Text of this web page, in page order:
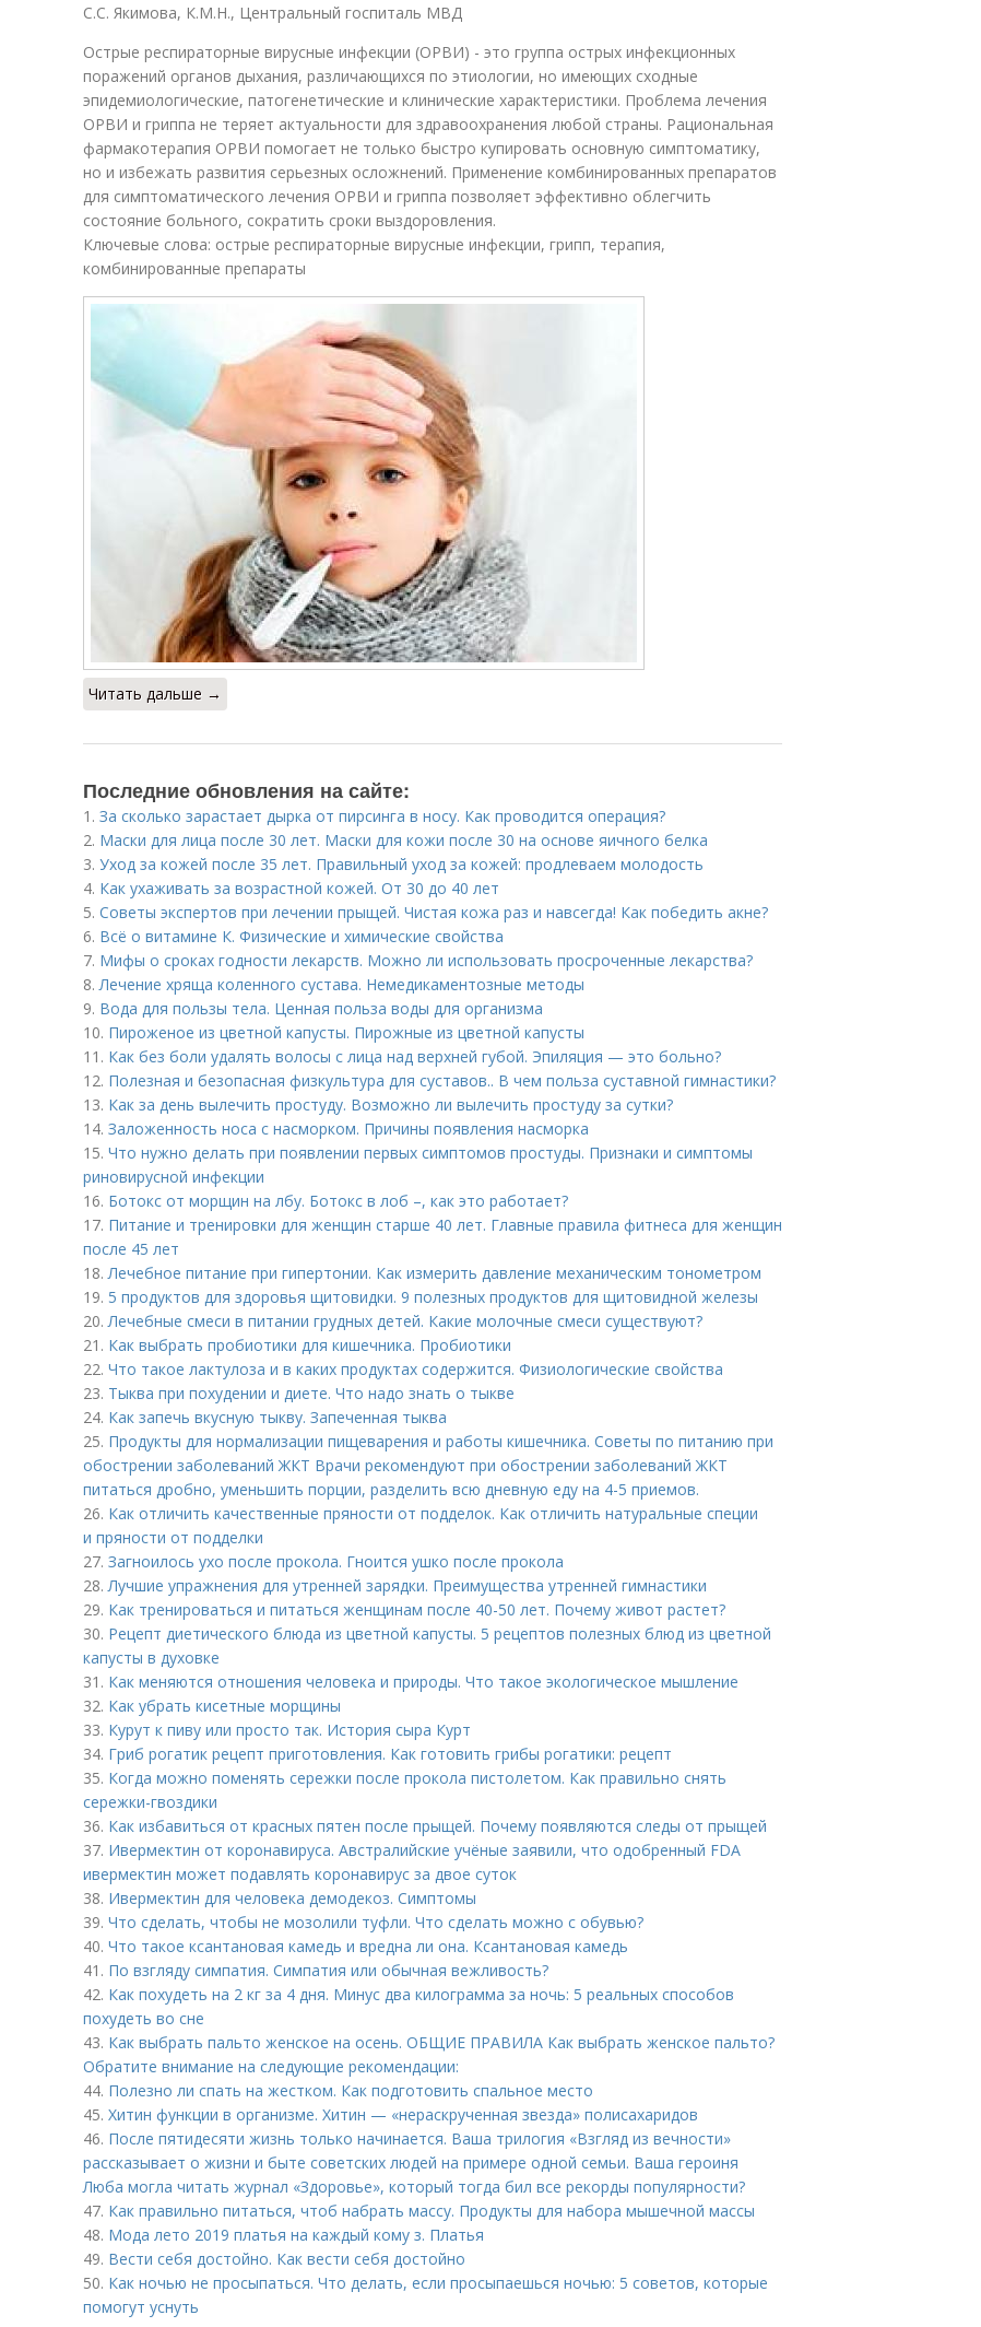
С.С. Якимова, К.М.Н., Центральный госпиталь МВД
Острые респираторные вирусные инфекции (ОРВИ) - это группа острых инфекционных
поражений органов дыхания, различающихся по этиологии, но имеющих сходные
эпидемиологические, патогенетические и клинические характеристики. Проблема лечения
ОРВИ и гриппа не теряет актуальности для здравоохранения любой страны. Рациональная
фармакотерапия ОРВИ помогает не только быстро купировать основную симптоматику,
но и избежать развития серьезных осложнений. Применение комбинированных препаратов
для симптоматического лечения ОРВИ и гриппа позволяет эффективно облегчить
состояние больного, сократить сроки выздоровления.
Ключевые слова: острые респираторные вирусные инфекции, грипп, терапия,
комбинированные препараты
Читать дальше →
Последние обновления на сайте:
1. За сколько зарастает дырка от пирсинга в носу. Как проводится операция?
2. Маски для лица после 30 лет. Маски для кожи после 30 на основе яичного белка
3. Уход за кожей после 35 лет. Правильный уход за кожей: продлеваем молодость
4. Как ухаживать за возрастной кожей. От 30 до 40 лет
5. Советы экспертов при лечении прыщей. Чистая кожа раз и навсегда! Как победить акне?
6. Всё о витамине К. Физические и химические свойства
7. Мифы о сроках годности лекарств. Можно ли использовать просроченные лекарства?
8.Лечение хряща коленного сустава. Немедикаментозные методы
9. Вода для пользы тела. Ценная польза воды для организма
10. Пироженое из цветной капусты. Пирожные из цветной капусты
11. Как без боли удалять волосы с лица над верхней губой. Эпиляция — это больно?
12. Полезная и безопасная физкультура для суставов.. В чем польза суставной гимнастики?
13. Как за день вылечить простуду. Возможно ли вылечить простуду за сутки?
14. Заложенность носа с насморком. Причины появления насморка
15. Что нужно делать при появлении первых симптомов простуды. Признаки и симптомы
риновирусной инфекции
16. Ботокс от морщин на лбу. Ботокс в лоб –, как это работает?
17. Питание и тренировки для женщин старше 40 лет. Главные правила фитнеса для женщин
после 45 лет
18.Лечебное питание при гипертонии. Как измерить давление механическим тонометром
19. 5 продуктов для здоровья щитовидки. 9 полезных продуктов для щитовидной железы
20.Лечебные смеси в питании грудных детей. Какие молочные смеси существуют?
21. Как выбрать пробиотики для кишечника. Пробиотики
22. Что такое лактулоза и в каких продуктах содержится. Физиологические свойства
23. Тыква при похудении и диете. Что надо знать о тыкве
24. Как запечь вкусную тыкву. Запеченная тыква
25. Продукты для нормализации пищеварения и работы кишечника. Советы по питанию при
обострении заболеваний ЖКТ Врачи рекомендуют при обострении заболеваний ЖКТ
питаться дробно, уменьшить порции, разделить всю дневную еду на 4-5 приемов.
26. Как отличить качественные пряности от подделок. Как отличить натуральные специи
и пряности от подделки
27. Загноилось ухо после прокола. Гноится ушко после прокола
28.Лучшие упражнения для утренней зарядки. Преимущества утренней гимнастики
29. Как тренироваться и питаться женщинам после 40-50 лет. Почему живот растет?
30. Рецепт диетического блюда из цветной капусты. 5 рецептов полезных блюд из цветной
капусты в духовке
31. Как меняются отношения человека и природы. Что такое экологическое мышление
32. Как убрать кисетные морщины
33. Курут к пиву или просто так. История сыра Курт
34. Гриб рогатик рецепт приготовления. Как готовить грибы рогатики: рецепт
35. Когда можно поменять сережки после прокола пистолетом. Как правильно снять
сережки-гвоздики
36. Как избавиться от красных пятен после прыщей. Почему появляются следы от прыщей
37. Ивермектин от коронавируса. Австралийские учёные заявили, что одобренный FDA
ивермектин может подавлять коронавирус за двое суток
38. Ивермектин для человека демодекоз. Симптомы
39. Что сделать, чтобы не мозолили туфли. Что сделать можно с обувью?
40. Что такое ксантановая камедь и вредна ли она. Ксантановая камедь
41. По взгляду симпатия. Симпатия или обычная вежливость?
42. Как похудеть на 2 кг за 4 дня. Минус два килограмма за ночь: 5 реальных способов
похудеть во сне
43. Как выбрать пальто женское на осень. ОБЩИЕ ПРАВИЛА Как выбрать женское пальто?
Обратите внимание на следующие рекомендации:
44. Полезно ли спать на жестком. Как подготовить спальное место
45. Хитин функции в организме. Хитин — «нераскрученная звезда» полисахаридов
46. После пятидесяти жизнь только начинается. Ваша трилогия «Взгляд из вечности»
рассказывает о жизни и быте советских людей на примере одной семьи. Ваша героиня
Люба могла читать журнал «Здоровье», который тогда бил все рекорды популярности?
47. Как правильно питаться, чтоб набрать массу. Продукты для набора мышечной массы
48. Мода лето 2019 платья на каждый кому з. Платья
49. Вести себя достойно. Как вести себя достойно
50. Как ночью не просыпаться. Что делать, если просыпаешься ночью: 5 советов, которые
помогут уснуть